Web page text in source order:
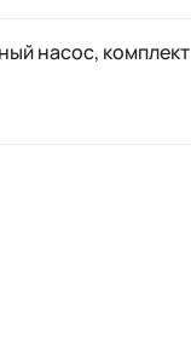
насос, комплект